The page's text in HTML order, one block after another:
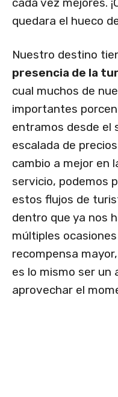
quedara el hueco
Nuestro destino
presencia de la
cual muchos de
importantes
entramos desde el
escalada de
cambio a mejor en
servicio, podemos
estos flujos de
dentro que ya nos
múltiples
recompensa
es lo mismo ser un
aprovechar el